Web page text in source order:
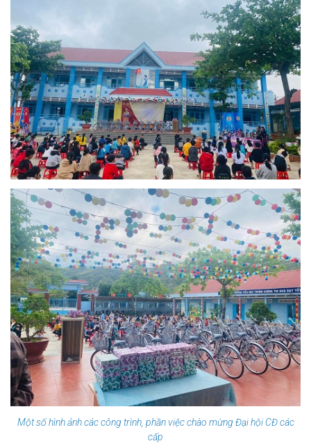
Một số hình ảnh các công trình, phần việc chào mừng Đại hội CĐ các
cấp